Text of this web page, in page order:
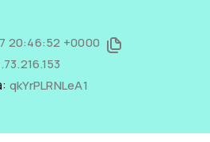
20:46:52 +0000
qkYrPLRNLeA1